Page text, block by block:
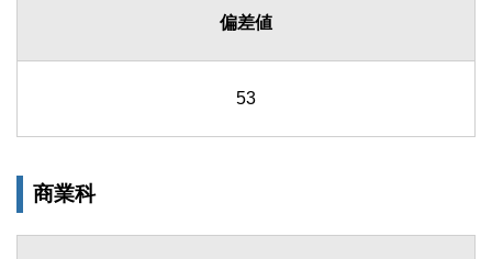
偏差値
53
商業科